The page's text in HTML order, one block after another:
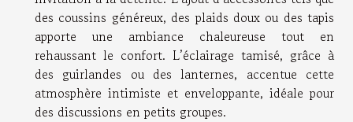
des coussins généreux, des plaids doux ou des tapis
apporte une ambiance chaleureuse tout en
rehaussant le confort. L’éclairage tamisé, grâce à
des guirlandes ou des lanternes, accentue cette
atmosphère intimiste et enveloppante, idéale pour
des discussions en petits groupes.